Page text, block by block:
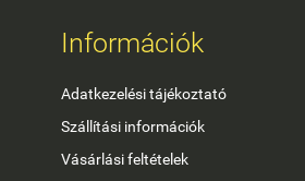
Információk
Adatkezelési tájékoztató
Szállítási információk
Vásárlási feltételek